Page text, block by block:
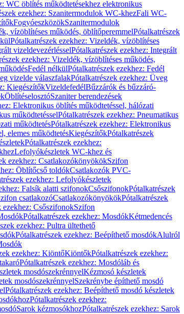
WC öblítés működtetésekhez elektronikus
ezekhez: Szanitermodulok WC-khezFali WC-
FogyóeszközökSzanitermodulok
vízöblítéses működés, öblítőperemmelPótalkatrészek
Pótalkatrészek ezekhez: Vizeldék, vízöblítéses
vizeldevezérlésselPótalkatrészek ezekhez: Integrált
ezekhez: Vizeldék, vízöblítéses működés,
Fedél nélkülPótalkatrészek ezekhez: Fedél
vizelde válaszfalakPótalkatrészek ezekhez: Üveg
KiegészítőkVizeldefedélBűzzárók és bűzzáró-
ÖblítéselosztóSzaniter berendezések
Elektronikus öblítés működtetéssel, hálózati
működtetésselPótalkatrészek ezekhez: Pneumatikus
működtetésPótalkatrészek ezekhez: Elektronikus
elemes működtetésKiegészítőkPótalkatrészek
Pótalkatrészek ezekhez:
Lefolyókészletek WC-khez és
ezekhez: CsatlakozókönyökökSzifon
Öblítőcső toldókCsatlakozók PVC-
ezekhez: Lefolyókészletek
Falsík alatti szifonokCsőszifonokPótalkatrészek
csatlakozóCsatlakozókönyökökPótalkatrészek
ezekhez: CsőszifonokSzifon
Pótalkatrészek ezekhez: MosdókKétmedencés
ezekhez: Pultra ültethető
Pótalkatrészek ezekhez: Beépíthető mosdókAlulról
ezekhez: KiöntőKiöntőkPótalkatrészek ezekhez:
Pótalkatrészek ezekhez: Mosdóláb és
mosdószekrénnyelKézmosó készletek
mosdószekrénnyelSzekrénybe építhető mosdó
Pótalkatrészek ezekhez: Beépíthető mosdó készletek
Pótalkatrészek ezekhez:
Sarok kézmosókhozPótalkatrészek ezekhez: Sarok